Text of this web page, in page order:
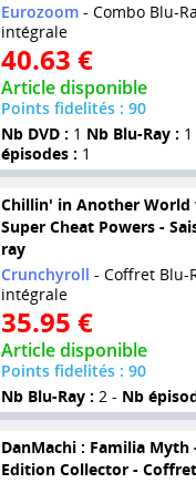
Eurozoom- Combo Blu-
intégrale
40.63 €
Article disponible
Points fidelités : 90
Nb DVD : 1 Nb Blu-Ray :
épisodes : 1
Chillin' in Another World
Super Cheat Powers -
ray
Crunchyroll - Coffret Blu-
intégrale
35.95 €
Article disponible
Points fidelités : 90
Nb Blu-Ray : 2 - Nb
DanMachi : Familia Myth
Edition Collector -